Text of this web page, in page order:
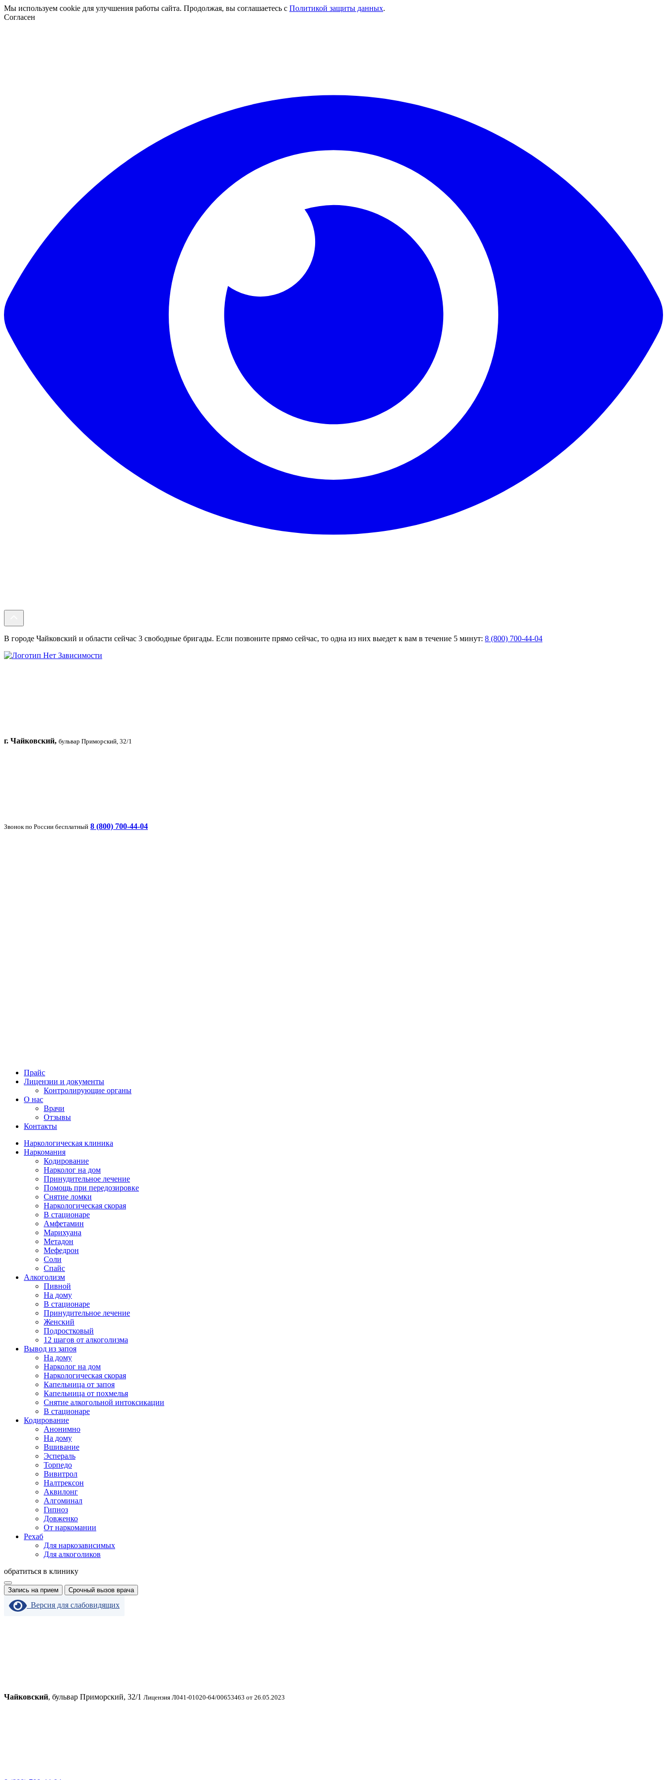
Мы используем cookie для улучшения работы сайта. Продолжая, вы соглашаетесь с Политикой защиты данных.
Согласен
В городе Чайковский и области сейчас 3 свободные бригады. Если позвоните прямо сейчас, то одна из них выедет к вам в течение 5 минут: 8 (800) 700-44-04
г. Чайковский, бульвар Приморский, 32/1
Звонок по России бесплатный 8 (800) 700-44-04
Прайс
Лицензии и документы
Контролирующие органы
О нас
Врачи
Отзывы
Контакты
Наркологическая клиника
Наркомания
Кодирование
Нарколог на дом
Принудительное лечение
Помощь при передозировке
Снятие ломки
Наркологическая скорая
В стационаре
Амфетамин
Марихуана
Метадон
Мефедрон
Соли
Спайс
Алкоголизм
Пивной
На дому
В стационаре
Принудительное лечение
Женский
Подростковый
12 шагов от алкоголизма
Вывод из запоя
На дому
Нарколог на дом
Наркологическая скорая
Капельница от запоя
Капельница от похмелья
Снятие алкогольной интоксикации
В стационаре
Кодирование
Анонимно
На дому
Вшивание
Эспераль
Торпедо
Вивитрол
Налтрексон
Аквилонг
Алгоминал
Гипноз
Довженко
От наркомании
Рехаб
Для наркозависимых
Для алкоголиков
обратиться в клинику
Запись на прием Срочный вызов врача
Версия для слабовидящих
Чайковский, бульвар Приморский, 32/1 Лицензия Л041-01020-64/00653463 от 26.05.2023